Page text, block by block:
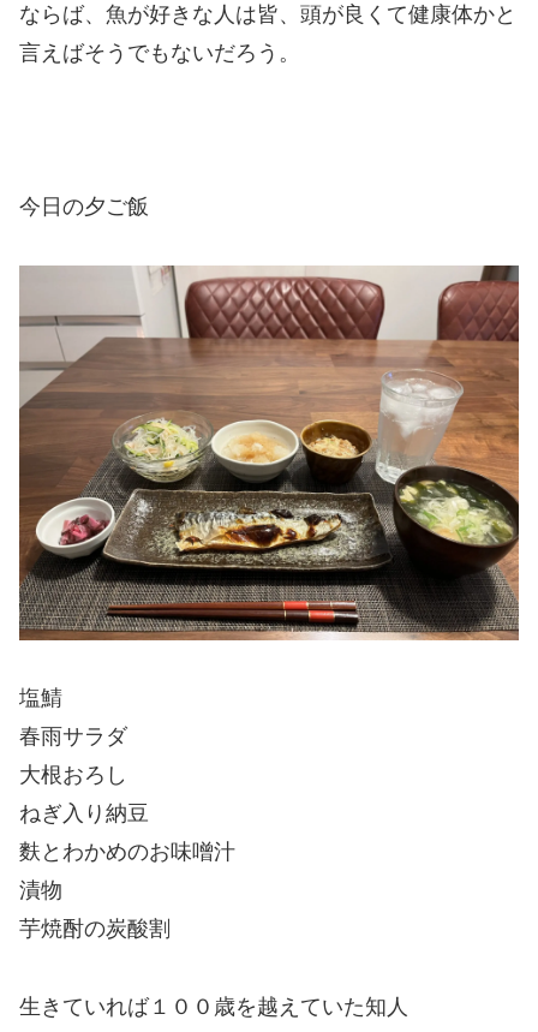
ならば、魚が好きな人は皆、頭が良くて健康体かと
言えばそうでもないだろう。
今日の夕ご飯
塩鯖
春雨サラダ
大根おろし
ねぎ入り納豆
麩とわかめのお味噌汁
漬物
芋焼酎の炭酸割
生きていれば１００歳を越えていた知人